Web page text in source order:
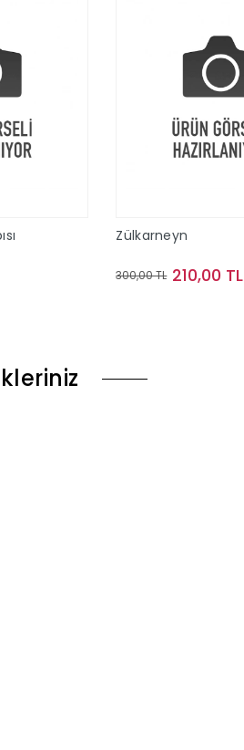
Zülkarneyn
300,00 TL 210,00 TL